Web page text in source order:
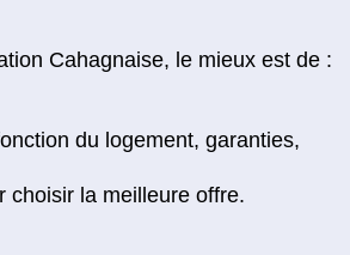
Cahagnaise, le mieux est de :